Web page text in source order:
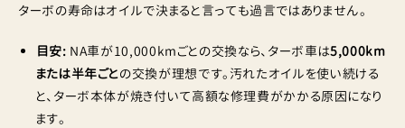
ターボの寿命はオイルで決まると言っても過言ではありません。
目安: NA車が10,000kmごとの交換なら、ターボ車は5,000km
または半年ごとの交換が理想です。汚れたオイルを使い続ける
と、ターボ本体が焼き付いて高額な修理費がかかる原因になり
ます。